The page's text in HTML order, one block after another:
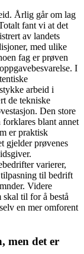
Årlig går om lag
fant vi at det
av landets
med ulike
fag er prøven
I
arbeid i
de tekniske
Den store
blant annet
er praktisk
gjelder prøvenes
varierer,
til bedrift
Videre
skal til for å bestå
en mer omforent
men det er